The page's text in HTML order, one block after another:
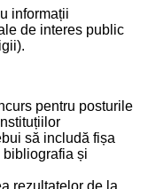
informații
de interes public
pentru posturile
să includă fișa
și
rezultatelor de la